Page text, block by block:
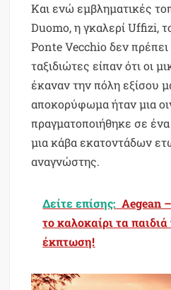
Και ενώ εμβληματικές
Duomo, η γκαλερί Uffizi,
Ponte Vecchio δεν πρέπει
ταξιδιώτες είπαν ότι οι
έκαναν την πόλη εξίσου
αποκορύφωμα ήταν μια
πραγματοποιήθηκε σε
μια κάβα εκατοντάδων
αναγνώστης.
Δείτε επίσης: Aegean
το καλοκαίρι τα
έκπτωση!